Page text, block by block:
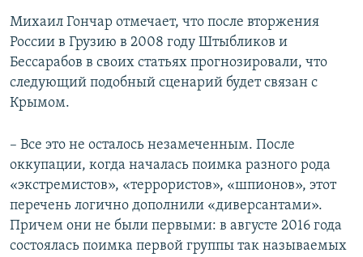
Михаил Гончар отмечает, что после вторжения
России в Грузию в 2008 году Штыбликов и
Бессарабов в своих статьях прогнозировали, что
следующий подобный сценарий будет связан с
Крымом.
– Все это не осталось незамеченным. После
оккупации, когда началась поимка разного рода
«экстремистов», «террористов», «шпионов», этот
перечень логично дополнили «диверсантами».
Причем они не были первыми: в августе 2016 года
состоялась поимка первой группы так называемых